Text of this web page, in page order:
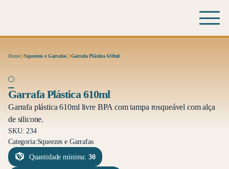
Home Squeezes e Garrafas Garrafa Plástica 610ml
Garrafa Plástica 610ml
Garrafa plástica 610ml livre BPA com tampa rosqueável com alça
de silicone.
SKU: 234
Categoria:Squeezes e Garrafas
Quantidade mínima: 30